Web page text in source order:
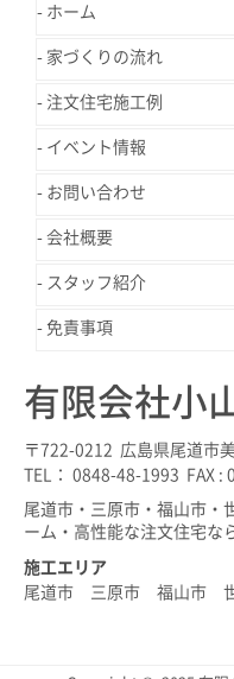
ホーム
家づくりの流れ
注文住宅施工例
イベント情報
お問い合わせ
会社概要
スタッフ紹介
免責事項
有限会社小
〒722-0212 広島県尾道市
TEL： 0848-48-1993 FAX :
尾道市・三原市・福山市・
ーム・高性能な注文住宅な
施工エリア
尾道市 三原市 福山市